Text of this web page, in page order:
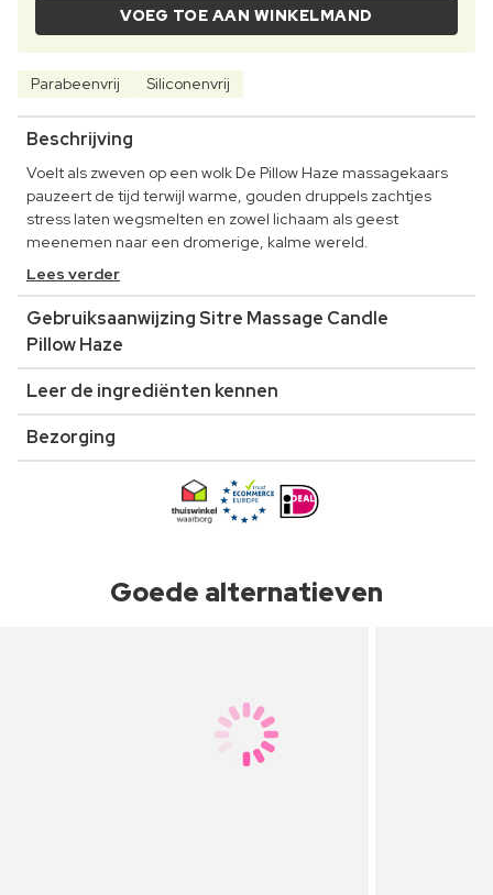
VOEG TOE AAN WINKELMAND
Parabeenvrij Siliconenvrij
Beschrijving
Voelt als zweven op een wolk De Pillow Haze massagekaars
pauzeert de tijd terwijl warme, gouden druppels zachtjes
stress laten wegsmelten en zowel lichaam als geest
meenemen naar een dromerige, kalme wereld.
Lees verder
Gebruiksaanwijzing Sitre Massage Candle
Pillow Haze
Leer de ingrediënten kennen
Bezorging
Goede alternatieven